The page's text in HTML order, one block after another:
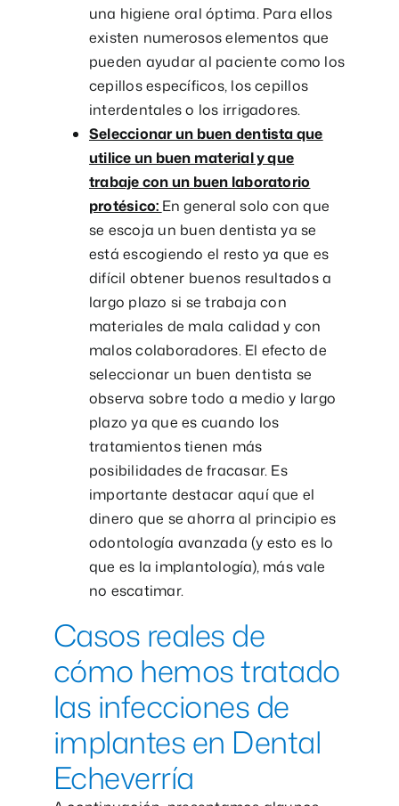
una higiene oral óptima. Para ellos
existen numerosos elementos que
pueden ayudar al paciente como los
cepillos específicos, los cepillos
interdentales o los irrigadores.
Seleccionar un buen dentista que
utilice un buen material y que
trabaje con un buen laboratorio
protésico: En general solo con que
se escoja un buen dentista ya se
está escogiendo el resto ya que es
difícil obtener buenos resultados a
largo plazo si se trabaja con
materiales de mala calidad y con
malos colaboradores. El efecto de
seleccionar un buen dentista se
observa sobre todo a medio y largo
plazo ya que es cuando los
tratamientos tienen más
posibilidades de fracasar. Es
importante destacar aquí que el
dinero que se ahorra al principio es
odontología avanzada (y esto es lo
que es la implantología), más vale
no escatimar.
Casos reales de
cómo hemos tratado
las infecciones de
implantes en Dental
Echeverría